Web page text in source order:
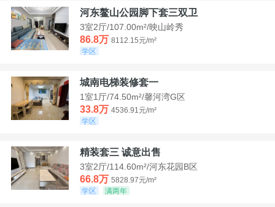
河东鳌山公园脚下套三双卫
3室2厅/107.00m²/映山岭秀
86.8万 8112.15元/m²
学区
城南电梯装修套一
1室1厅/74.50m²/馨河湾G区
33.8万 4536.91元/m²
学区
精装套三 诚意出售
3室2厅/114.60m²/河东花园B区
66.8万 5828.97元/m²
学区
满两年